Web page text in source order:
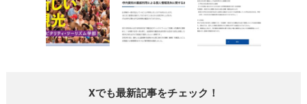
Xでも最新記事をチェック！